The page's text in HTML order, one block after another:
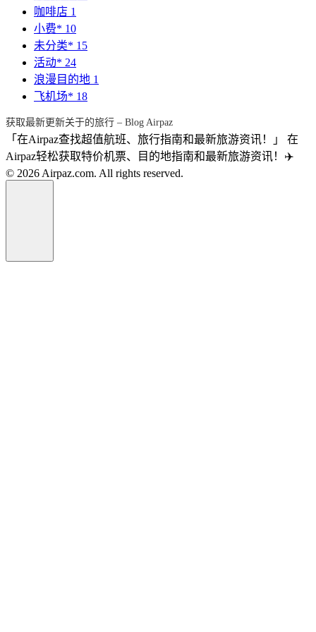
咖啡店 1
小费* 10
未分类* 15
活动* 24
浪漫目的地 1
飞机场* 18
获取最新更新关于的旅行 – Blog Airpaz
「在Airpaz查找超值航班、旅行指南和最新旅游资讯！」 在
Airpaz轻松获取特价机票、目的地指南和最新旅游资讯！✈️
© 2026 Airpaz.com. All rights reserved.